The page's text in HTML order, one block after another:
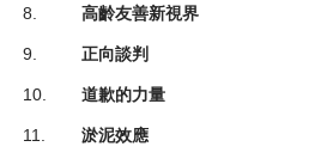
8. 高齡友善新視界
9. 正向談判
10. 道歉的力量
11. 淤泥效應